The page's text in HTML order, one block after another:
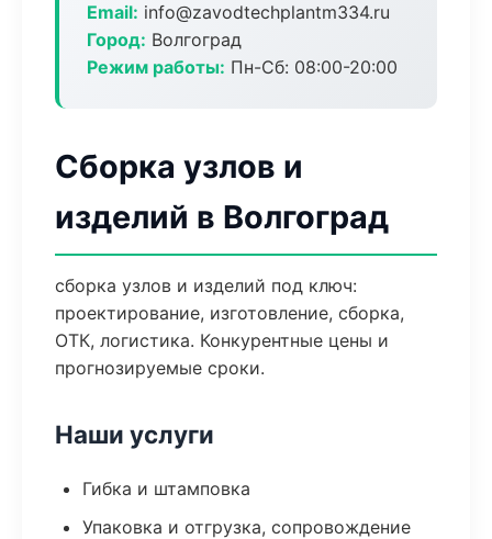
Email: info@zavodtechplantm334.ru
Город: Волгоград
Режим работы: Пн-Сб: 08:00-20:00
Сборка узлов и
изделий в Волгоград
сборка узлов и изделий под ключ:
проектирование, изготовление, сборка,
ОТК, логистика. Конкурентные цены и
прогнозируемые сроки.
Наши услуги
Гибка и штамповка
Упаковка и отгрузка, сопровождение